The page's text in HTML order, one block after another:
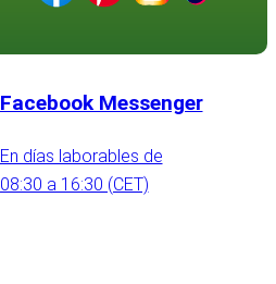
Facebook Messenger
En días laborables de
08:30 a 16:30 (CET)